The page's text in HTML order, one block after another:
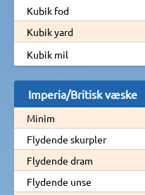
Kubik fod
Kubik yard
Kubik mil
Imperia/Britisk væske
Minim
Flydende skurpler
Flydende dram
Flydende unse